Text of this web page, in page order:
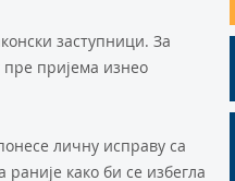
заступници. За
пре пријема изнео
личну исправу са
како би се избегла